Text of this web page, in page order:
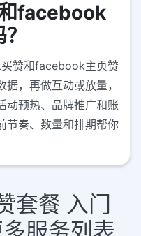
facebook
赞和facebook主页赞
，再做互动或放量，
动预热、品牌推广和账
节奏、数量和排期帮你
套餐 入门